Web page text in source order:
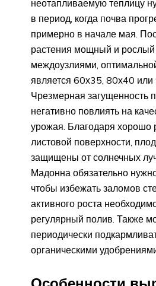
неотапливаемую теплицу
в период, когда почва
примерно в начале мая.
растения мощный и рослый
междоузлиями,
является 60х35, 80х40 или
Чрезмерная загущенность
негативно повлиять на
урожая. Благодаря хорошо
листовой поверхности,
защищены от солнечных
Мадонна обязательно
чтобы избежать заломов
активного роста
регулярный полив. Также
периодически
органическими